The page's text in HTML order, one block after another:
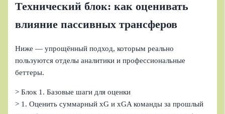
Технический блок: как оценивать
влияние пассивных трансферов
Ниже — упрощённый подход, которым реально
пользуются отделы аналитики и профессиональные
беттеры.
> Блок 1. Базовые шаги для оценки
> 1. Оценить суммарный xG и xGA команды за прошлый